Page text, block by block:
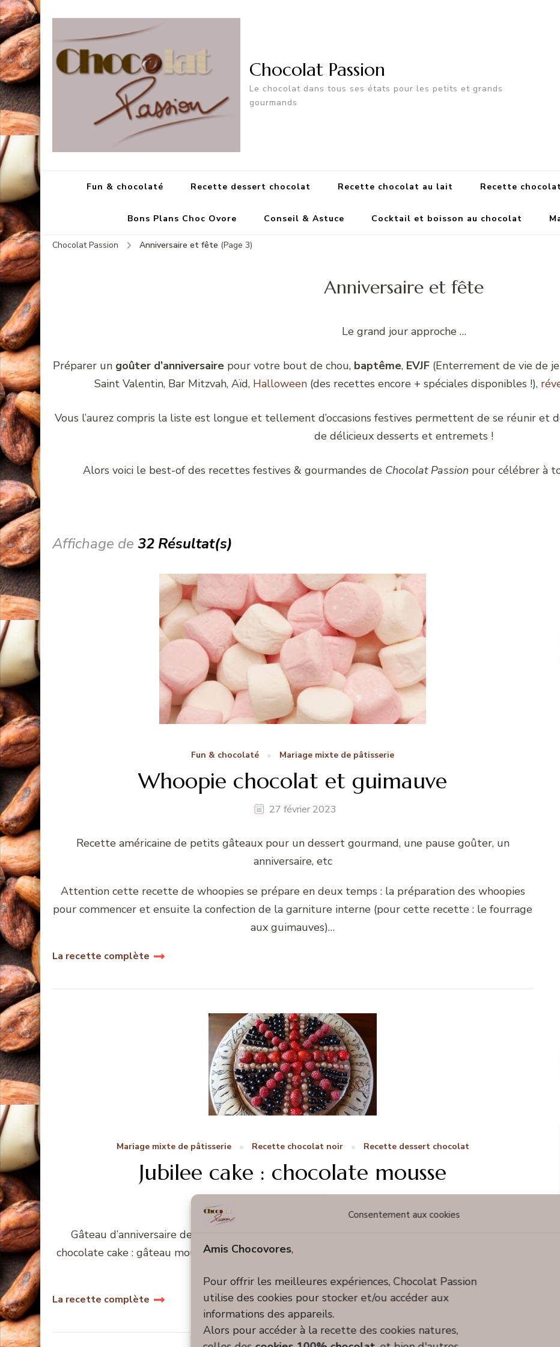
Consentement aux cookies
Amis Chocovores,
Pour offrir les meilleures expériences, Chocolat Passion
utilise des cookies pour stocker et/ou accéder aux
informations des appareils.
Alors pour accéder à la recette des cookies natures,
Chocolat Passion
Le chocolat dans tous ses états pour les petits et grands
gourmands
Fun & chocolaté Recette dessert chocolat Recette chocolat au lait Recette
Bons Plans Choc Ovore Conseil & Astuce Cocktail et boisson au chocolat
Chocolat Passion Anniversaire et fête (Page 3)
Anniversaire et fête
Le grand jour approche …
Préparer un goûter d’anniversaire pour votre bout de chou, baptême, EVJF (Enterrement de vie de
Saint Valentin, Bar Mitzvah, Aïd, Halloween (des recettes encore + spéciales disponibles !),
Vous l’aurez compris la liste est longue et tellement d’occasions festives permettent de se réunir et
de délicieux desserts et entremets !
Alors voici le best-of des recettes festives & gourmandes de Chocolat Passion pour célébrer à
Affichage de 32 Résultat(s)
Fun & chocolaté Mariage mixte de pâtisserie
Whoopie chocolat et guimauve
27 février 2023
Recette américaine de petits gâteaux pour un dessert gourmand, une pause goûter, un
anniversaire, etc
Attention cette recette de whoopies se prépare en deux temps : la préparation des whoopies
pour commencer et ensuite la confection de la garniture interne (pour cette recette : le fourrage
aux guimauves)…
La recette complète
Mariage mixte de pâtisserie Recette chocolat noir Recette dessert chocolat
Jubilee cake : chocolate mousse
Gâteau d’anniversaire de la reine d’Angleterre ou tout anniversaire ^^ : recette du Jubilee
chocolate cake : gâteau mousse au chocolat noir & fruits rouges. Un délicat mélange, so British !
La recette complète